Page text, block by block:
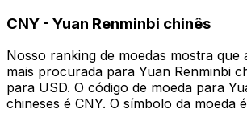
CNY - Yuan Renminbi chinês
Nosso ranking de moedas mostra que
mais procurada para Yuan Renminbi
para USD. O código de moeda para
chineses é CNY. O símbolo da moeda